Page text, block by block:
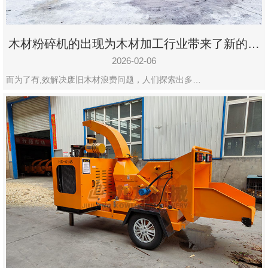
木材粉碎机的出现为木材加工行业带来了新的变
化
2026-02-06
而为了有,效解决废旧木材浪费问题，人们探索出多…